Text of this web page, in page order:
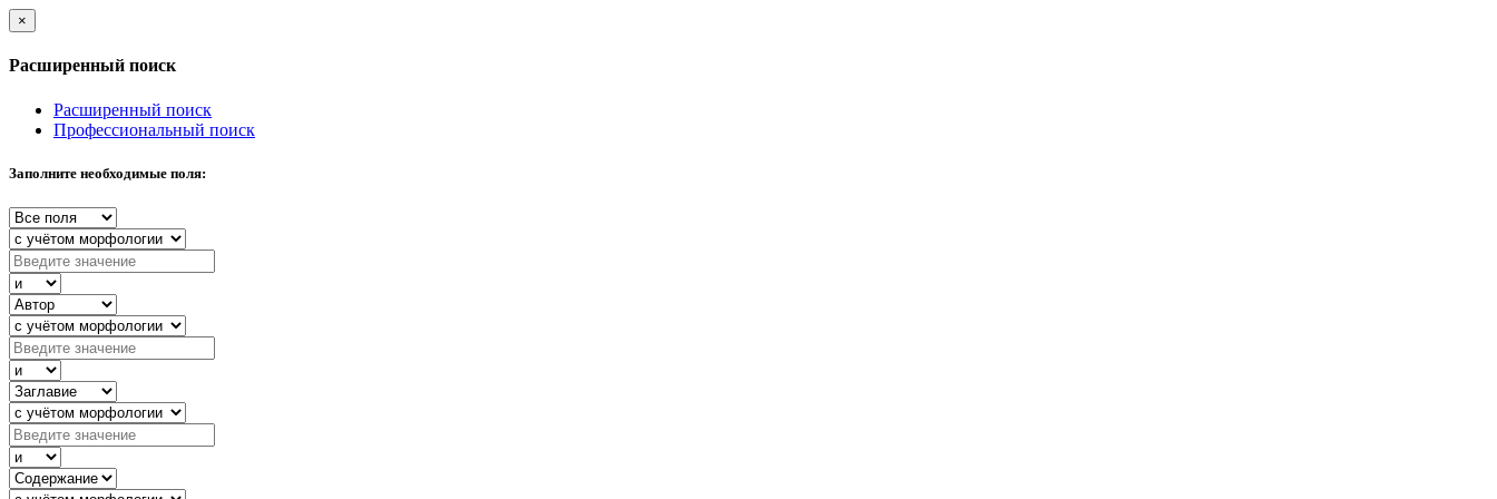
×
Расширенный поиск
Расширенный поиск
Профессиональный поиск
Заполните необходимые поля: